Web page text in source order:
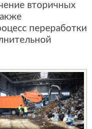
вторичных
переработки